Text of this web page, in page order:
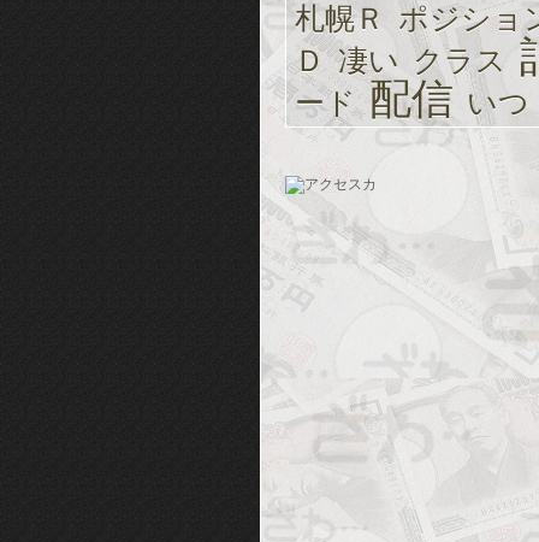
札幌Ｒ
ポジショ
Ｄ 凄い クラス
ード 配信 いつ